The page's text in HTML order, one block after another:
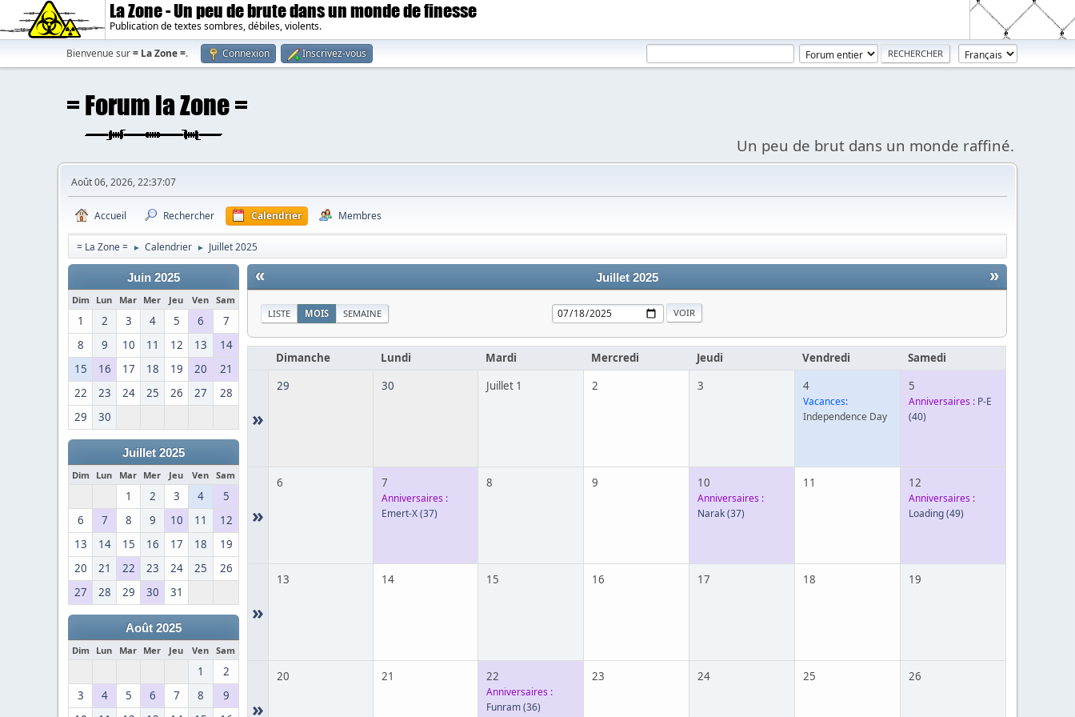
La Zone - Un peu de brute dans un monde de finesse
Publication de textes sombres, débiles, violents.
Bienvenue sur= La Zone =. Connexion Inscrivez-vous
Un peu de brut dans un monde raffiné.
Août 06, 2026, 22:37:07
Accueil Rechercher Calendrier Membres
= La Zone = ► Calendrier ► Juillet 2025
Juin 2025
Dim Lun Mar Mer Jeu Ven Sam
1 2 3 4 5 6
7
8
9 10 11 12 13
14
15
16 17 18 19 20
21
22
23 24 25 26 27
28
29
30
Juillet 2025
Dim Lun Mar Mer Jeu Ven Sam
1 2 3 4
5
6
7 8 9 10 11
12
13
14 15 16 17 18
19
20
21 22 23 24 25
26
27
28 29 30 31
Août 2025
Dim Lun Mar Mer Jeu Ven Sam
1
2
3
4 5 6 7 8
9
« »
Juillet 2025
LISTE MOIS SEMAINE
Dimanche Lundi Mardi Mercredi Jeudi Vendredi Samedi
»
29 30 Juillet 1 2 3 4
Vacances:
Independence Day
5
Anniversaires : P-E
(40)
»
6 7
Anniversaires :
Emert-X(37)
8 9 10
Anniversaires :
Narak(37)
11 12
Anniversaires :
Loading(49)
»
13 14 15 16 17 18 19
»
20 21 22
Anniversaires :
Funram(36)
23 24 25 26